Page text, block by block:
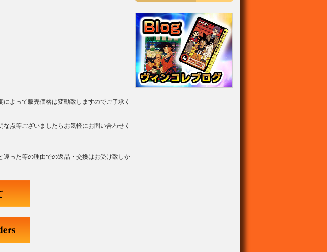
よって販売価格は変動致しますのでご了承く
点等ございましたらお気軽にお問い合わせく
った等の理由での返品・交換はお受け致しか